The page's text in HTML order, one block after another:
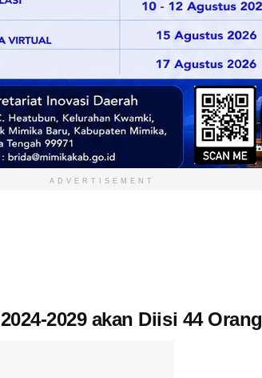
ADVERTISEMENT
2029 akan Diisi 44 Orang